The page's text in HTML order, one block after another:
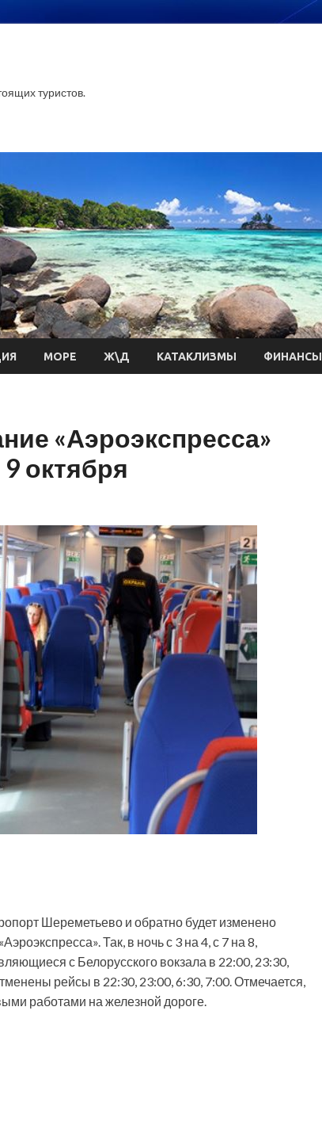
туристов.
МОРЕ Ж\Д КАТАКЛИЗМЫ ФИНАНСЫ
«Аэроэкспресса»
октября
Шереметьево и обратно будет изменено
Так, в ночь с 3 на 4, с 7 на 8,
с Белорусского вокзала в 22:00, 23:30,
рейсы в 22:30, 23:00, 6:30, 7:00. Отмечается,
работами на железной дороге.